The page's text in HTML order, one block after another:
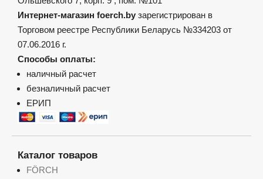
Интернет-магазин foerch.by зарегистрирован в
Торговом реестре Республики Беларусь №334203 от
07.06.2016 г.
Способы оплаты:
наличный расчет
безналичный расчет
ЕРИП
Каталог товаров
FÖRCH